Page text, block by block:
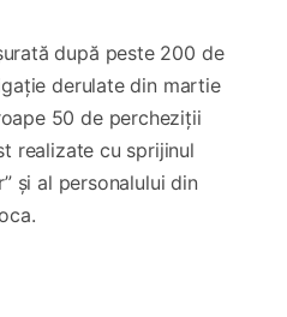
după peste 200 de
derulate din martie
50 de percheziții
realizate cu sprijinul
și al personalului din